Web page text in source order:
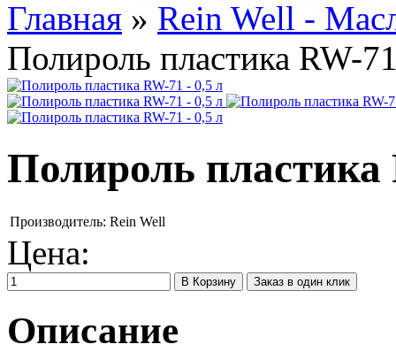
Главная » Rein Well -
Полироль пластика RW-
Полироль пластика
Производитель: Rein Well
Цена:
Заказ в один клик
Описание